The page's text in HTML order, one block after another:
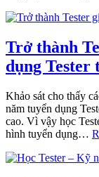
Trở thành
dụng Tester
Khảo sát cho thấy
năm tuyển dụng
cao. Vì vậy học
hình tuyển dụng…